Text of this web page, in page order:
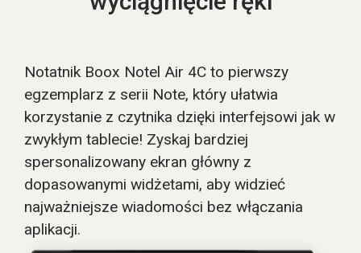
Notatnik Boox Notel Air 4C to pierwszy
egzemplarz z serii Note, który ułatwia
korzystanie z czytnika dzięki interfejsowi jak w
zwykłym tablecie! Zyskaj bardziej
spersonalizowany ekran główny z
dopasowanymi widżetami, aby widzieć
najważniejsze wiadomości bez włączania
aplikacji.